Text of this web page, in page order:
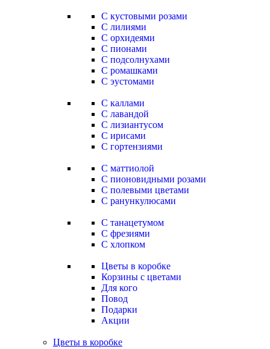
С кустовыми розами
С лилиями
С орхидеями
С пионами
С подсолнухами
С ромашками
С эустомами
С каллами
С лавандой
С лизиантусом
С ирисами
С гортензиями
С маттиолой
С пионовидными розами
С полевыми цветами
С ранункулюсами
С танацетумом
С фрезиями
С хлопком
Цветы в коробке
Корзины с цветами
Для кого
Повод
Подарки
Акции
Цветы в коробке